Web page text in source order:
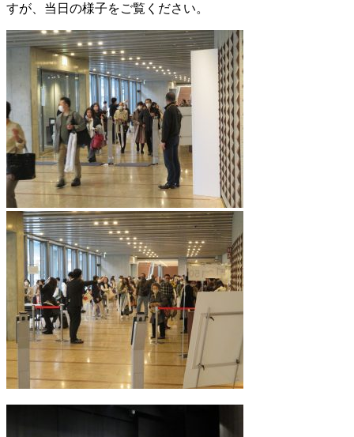
すが、当日の様子をご覧ください。